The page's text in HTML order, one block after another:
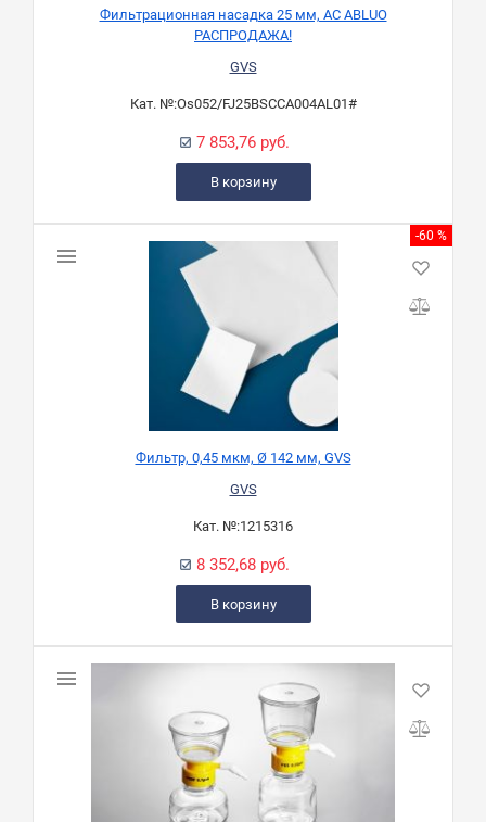
Фильтрационная насадка 25 мм, AС ABLUO
РАСПРОДАЖА!
GVS
Кат. №:Os052/FJ25BSCCA004AL01#
7 853,76 руб.
В корзину
-60 %
Фильтр, 0,45 мкм, Ø 142 мм, GVS
GVS
Кат. №:1215316
8 352,68 руб.
В корзину